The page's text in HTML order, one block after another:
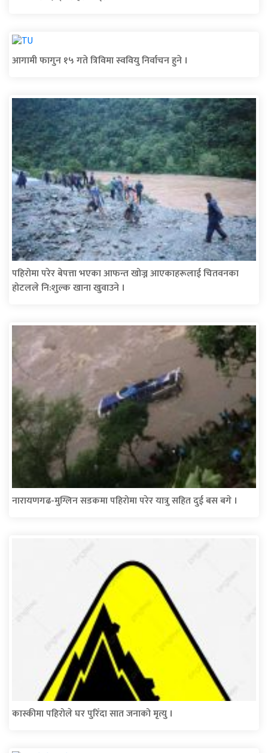
आगामी फागुन १५ गते त्रिविमा स्ववियु निर्वाचन हुने ।
पहिरोमा परेर बेपत्ता भएका आफन्त खोज्न आएकाहरूलाई चितवनका
होटलले नि:शुल्क खाना खुवाउने ।
नारायणगढ-मुग्लिन सडकमा पहिरोमा परेर यात्रु सहित दुई बस बगे ।
कास्कीमा पहिरोले घर पुरिँदा सात जनाको मृत्यु ।